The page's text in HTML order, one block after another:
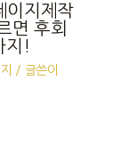
이지제작
면 후회
지!
/ 글쓴이